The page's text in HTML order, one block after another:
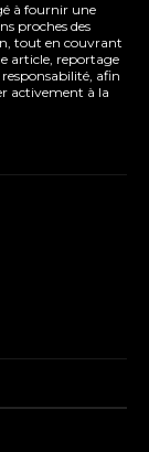
à fournir une
proches des
tout en couvrant
article, reportage
afin
activement à la